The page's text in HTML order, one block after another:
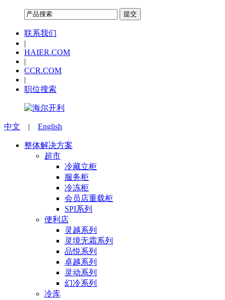
联系我们
|
HAIER.COM
|
CCR.COM
|
职位搜索
中文 | English
整体解决方案
超市
冷藏立柜
服务柜
冷冻柜
会员店重载柜
SPI系列
便利店
灵越系列
灵境无霜系列
品悦系列
卓越系列
灵动系列
幻冷系列
冷库